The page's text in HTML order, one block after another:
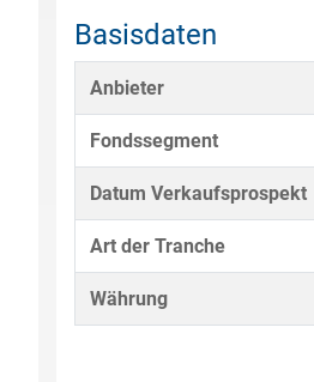
Basisdaten
Anbieter
Fondssegment
Datum Verkaufsprospekt
Art der Tranche
Währung